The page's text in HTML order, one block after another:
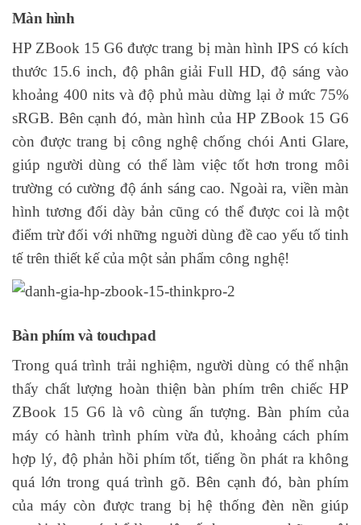
Màn hình
HP ZBook 15 G6 được trang bị màn hình IPS có kích
thước 15.6 inch, độ phân giải Full HD, độ sáng vào
khoảng 400 nits và độ phủ màu dừng lại ở mức 75%
sRGB. Bên cạnh đó, màn hình của HP ZBook 15 G6
còn được trang bị công nghệ chống chói Anti Glare,
giúp người dùng có thể làm việc tốt hơn trong môi
trường có cường độ ánh sáng cao. Ngoài ra, viền màn
hình tương đối dày bản cũng có thể được coi là một
điểm trừ đối với những nguời dùng đề cao yếu tố tinh
tế trên thiết kế của một sản phẩm công nghệ!
Bàn phím và touchpad
Trong quá trình trải nghiệm, người dùng có thể nhận
thấy chất lượng hoàn thiện bàn phím trên chiếc HP
ZBook 15 G6 là vô cùng ấn tượng. Bàn phím của
máy có hành trình phím vừa đủ, khoảng cách phím
hợp lý, độ phản hồi phím tốt, tiếng ồn phát ra không
quá lớn trong quá trình gõ. Bên cạnh đó, bàn phím
của máy còn được trang bị hệ thống đèn nền giúp